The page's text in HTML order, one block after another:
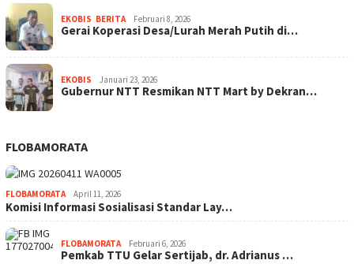
EKOBIS BERITA Februari 8, 2026
Gerai Koperasi Desa/Lurah Merah Putih di…
EKOBIS Januari 23, 2026
Gubernur NTT Resmikan NTT Mart by Dekran…
FLOBAMORATA
FLOBAMORATA April 11, 2026
Komisi Informasi Sosialisasi Standar Lay…
FLOBAMORATA Februari 6, 2026
Pemkab TTU Gelar Sertijab, dr. Adrianus …